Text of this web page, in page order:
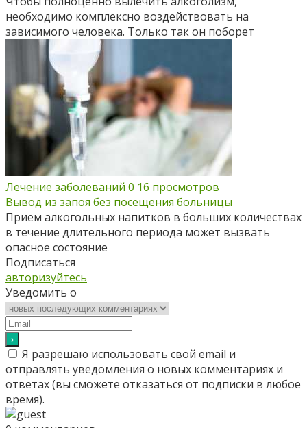
необходимо комплексно воздействовать на
зависимого человека. Только так он поборет
Лечение заболеваний 0 16 просмотров
Вывод из запоя без посещения больницы
Прием алкогольных напитков в больших количествах
в течение длительного периода может вызвать
опасное состояние
Подписаться
авторизуйтесь
Уведомить о
Я разрешаю использовать свой email и
отправлять уведомления о новых комментариях и
ответах (вы cможете отказаться от подписки в любое
время).